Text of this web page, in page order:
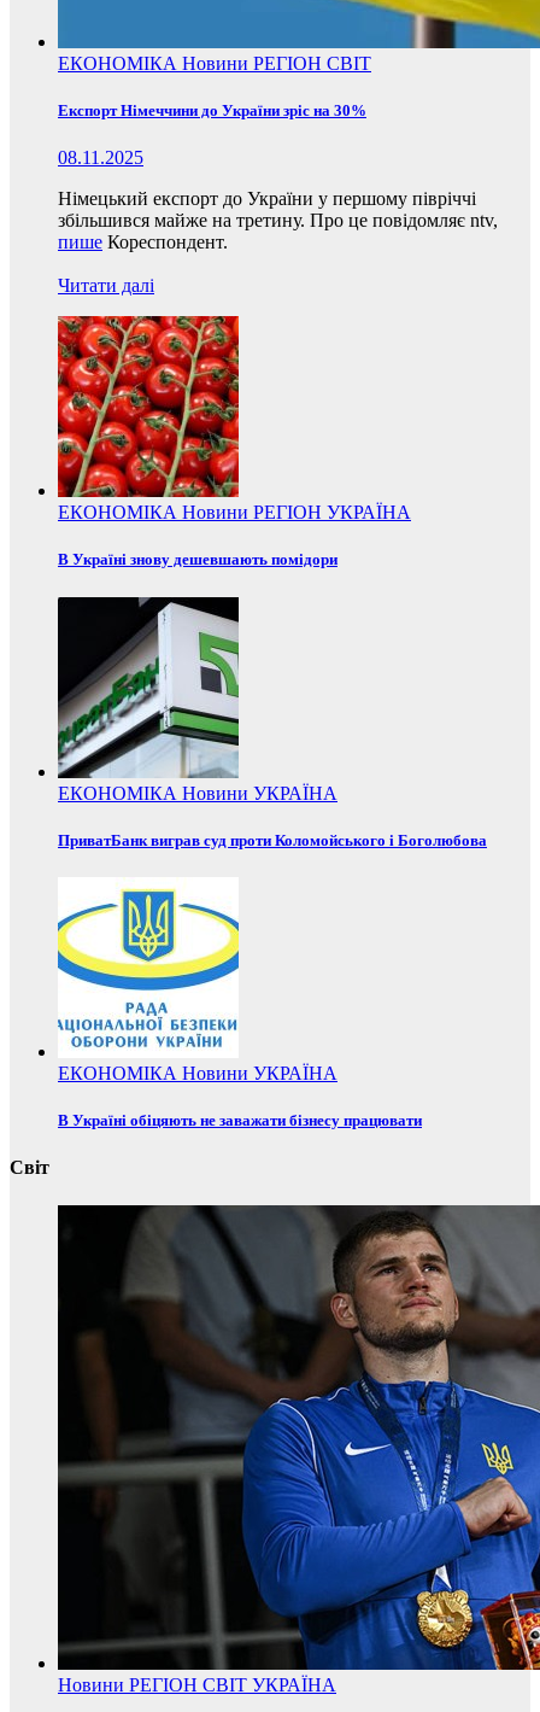
ЕКОНОМІКА Новини РЕГІОН СВІТ
Експорт Німеччини до України зріс на 30%
08.11.2025
Німецький експорт до України у першому півріччі
збільшився майже на третину. Про це повідомляє ntv,
пише Кореспондент.
Читати далі
ЕКОНОМІКА Новини РЕГІОН УКРАЇНА
В Україні знову дешевшають помідори
ЕКОНОМІКА Новини УКРАЇНА
ПриватБанк виграв суд проти Коломойського і Боголюбова
ЕКОНОМІКА Новини УКРАЇНА
В Україні обіцяють не заважати бізнесу працювати
Світ
Новини РЕГІОН СВІТ УКРАЇНА